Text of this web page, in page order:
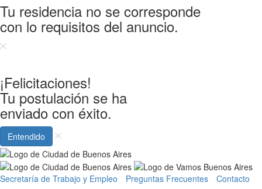
Tu residencia no se corresponde
con lo requisitos del anuncio.
¡Felicitaciones!
Tu postulación se ha
enviado con éxito.
Entendido
Información
gubernamental
Secretaría de Trabajo y Empleo Preguntas Frecuentes
Contacto